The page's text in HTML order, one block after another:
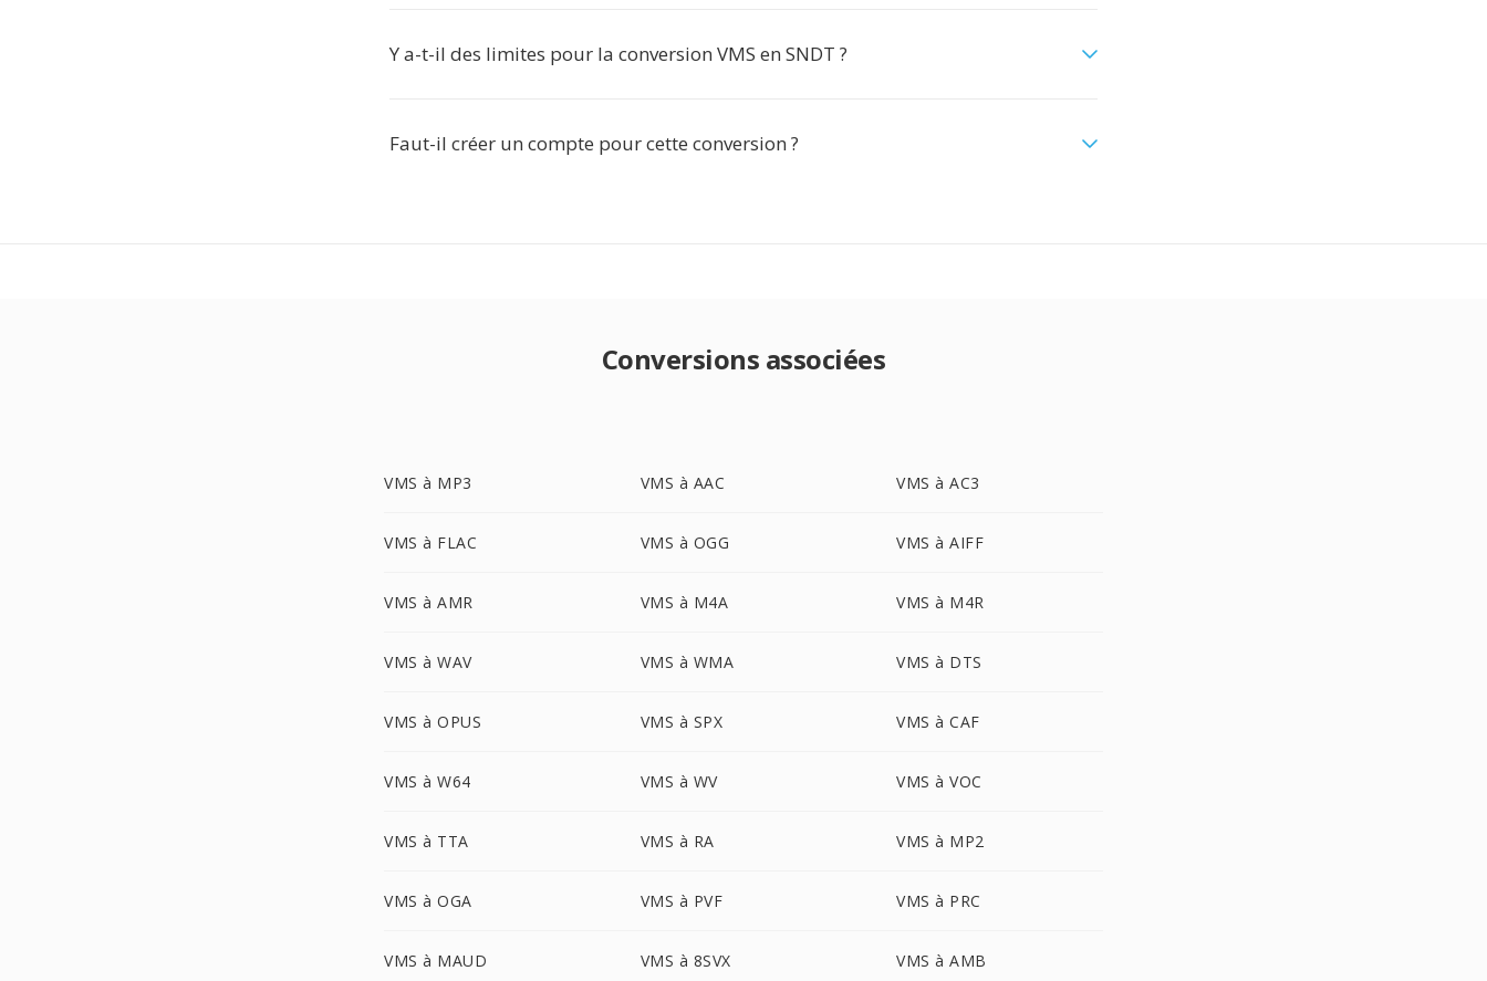
Y a-t-il des limites pour la conversion VMS en SNDT ?
Faut-il créer un compte pour cette conversion ?
Conversions associées
VMS à MP3 VMS à AAC VMS à AC3
VMS à FLAC VMS à OGG VMS à AIFF
VMS à AMR VMS à M4A VMS à M4R
VMS à WAV VMS à WMA VMS à DTS
VMS à OPUS VMS à SPX VMS à CAF
VMS à W64 VMS à WV VMS à VOC
VMS à TTA VMS à RA VMS à MP2
VMS à OGA VMS à PVF VMS à PRC
VMS à MAUD VMS à 8SVX VMS à AMB